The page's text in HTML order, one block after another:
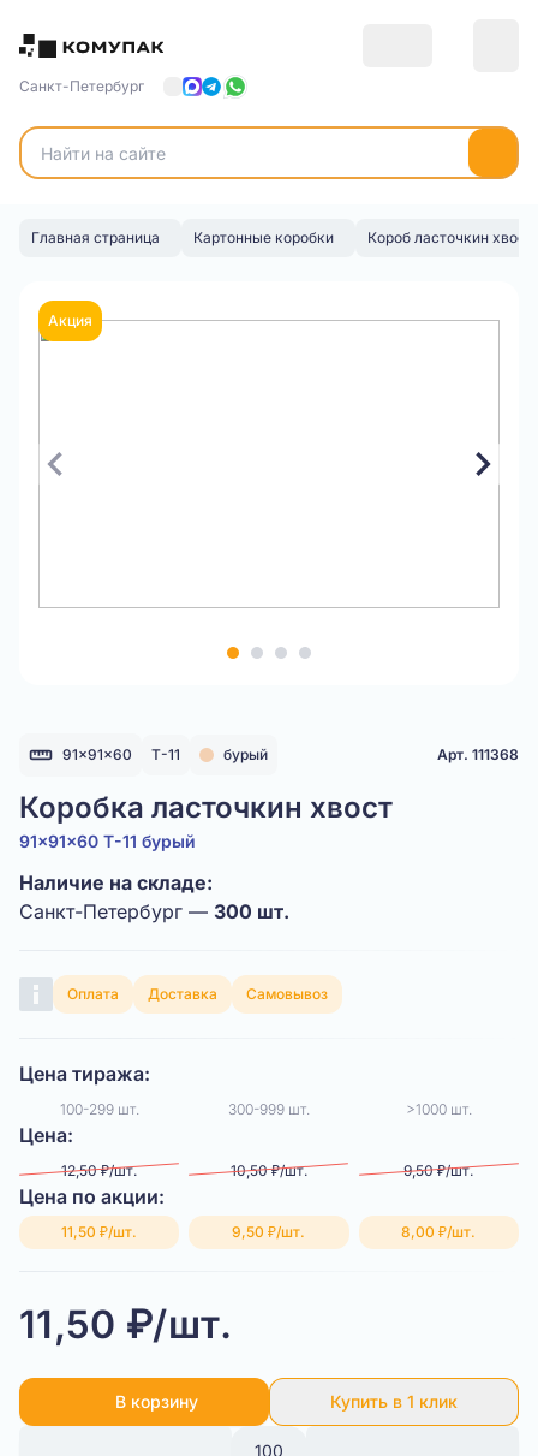
Санкт-Петербург
Главная страница Картонные коробки Короб ласточкин хвост
Акция
91x91x60 Т-11 бурый Арт. 111368
Коробка ласточкин хвост
91x91x60 Т-11 бурый
Наличие на складе:
Санкт-Петербург — 300 шт.
Оплата Доставка Самовывоз
Цена тиража:
100-299 шт. 300-999 шт. >1000 шт.
Цена:
12,50 ₽/шт. 10,50 ₽/шт. 9,50 ₽/шт.
Цена по акции:
11,50 ₽/шт. 9,50 ₽/шт. 8,00 ₽/шт.
11,50 ₽/шт.
В корзину Купить в 1 клик